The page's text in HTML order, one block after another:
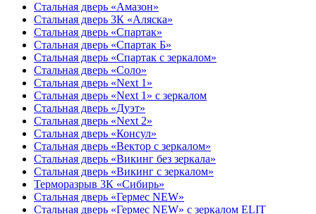
Стальная дверь «Амазон»
Стальная дверь 3К «Аляска»
Стальная дверь «Спартак»
Стальная дверь «Спартак Б»
Стальная дверь «Спартак с зеркалом»
Стальная дверь «Соло»
Стальная дверь «Next 1»
Стальная дверь «Next 1» с зеркалом
Стальная дверь «Дуэт»
Стальная дверь «Next 2»
Стальная дверь «Консул»
Стальная дверь «Вектор с зеркалом»
Стальная дверь «Викинг без зеркала»
Стальная дверь «Викинг c зеркалом»
Терморазрыв 3К «Сибирь»
Стальная дверь «Гермес NEW»
Стальная дверь «Гермес NEW» с зеркалом ELIT